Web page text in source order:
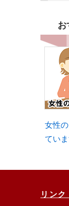
お
女性
てい
リン